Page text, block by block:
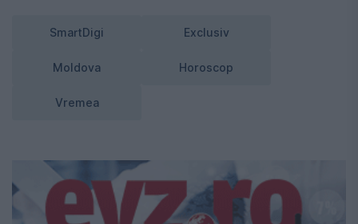
SmartDigi Exclusiv
Moldova Horoscop
Vremea